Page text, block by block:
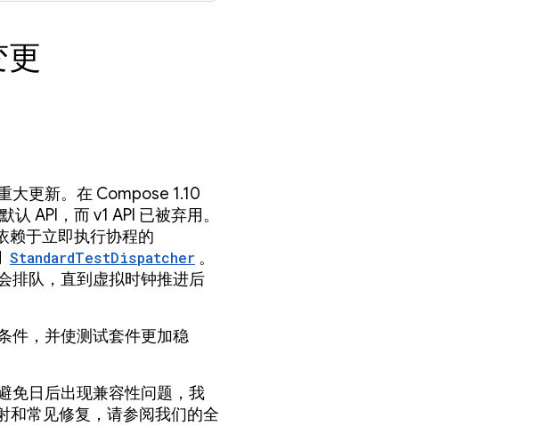
更
大更新。在 Compose 1.10
API，而 v1 API 已被弃用。
赖于立即执行协程的
StandardTestDispatcher 。
排队，直到虚拟时钟推进后
件，并使测试套件更加稳
免日后出现兼容性问题，我
和常见修复，请参阅我们的全